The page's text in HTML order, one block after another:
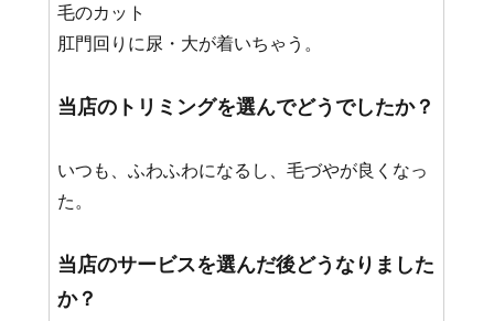
毛のカット
肛門回りに尿・大が着いちゃう。
当店のトリミングを選んでどうでしたか？
いつも、ふわふわになるし、毛づやが良くなっ
た。
当店のサービスを選んだ後どうなりました
か？